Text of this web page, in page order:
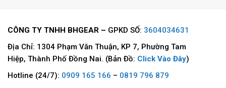
CÔNG TY TNHH BHGEAR – GPKD SỐ: 3604034631
Địa Chỉ: 1304 Phạm Văn Thuận, KP 7, Phường Tam
Hiệp, Thành Phố Đồng Nai. (Bản Đồ: Click Vào Đây)
Hotline (24/7): 0909 165 166 – 0819 796 879